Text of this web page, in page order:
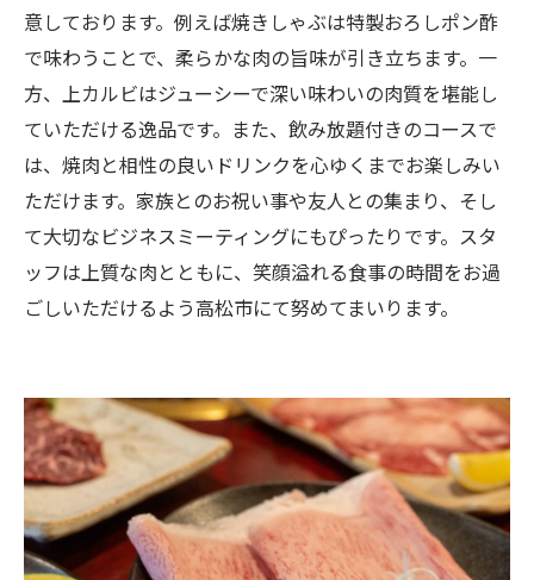
意しております。例えば焼きしゃぶは特製おろしポン酢
で味わうことで、柔らかな肉の旨味が引き立ちます。一
方、上カルビはジューシーで深い味わいの肉質を堪能し
ていただける逸品です。また、飲み放題付きのコースで
は、焼肉と相性の良いドリンクを心ゆくまでお楽しみい
ただけます。家族とのお祝い事や友人との集まり、そし
て大切なビジネスミーティングにもぴったりです。スタ
ッフは上質な肉とともに、笑顔溢れる食事の時間をお過
ごしいただけるよう高松市にて努めてまいります。